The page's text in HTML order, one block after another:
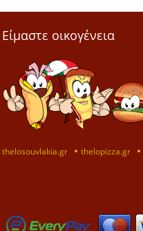
Είμαστε οικογένεια
thelosouvlakia.gr thelopizza.gr